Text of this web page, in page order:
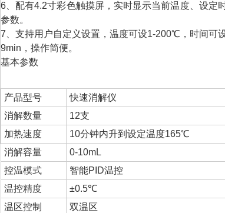
6、配有4.2寸彩色触摸屏，实时显示当前温度、设定
参数。
7、支持用户自定义设置，温度可设1-200℃，时间可
9min，操作简便。
基本参数
产品型号
快速消解仪
消解数量
12支
加热速度
10分钟内升到设定温度165℃
消解容量
0-10mL
控温模式
智能PID温控
温控精度
±0.5℃
温区控制
双温区